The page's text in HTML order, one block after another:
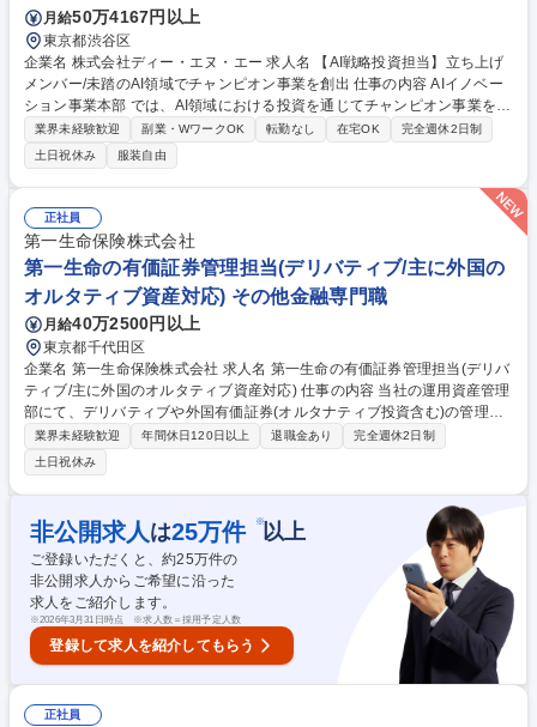
月給50万4167円以上
東京都渋谷区
企業名 株式会社ディー・エヌ・エー 求人名 【AI戦略投資担当】立ち上げ
メンバー/未踏のAI領域でチャンピオン事業を創出 仕事の内容 AIイノベー
ション事業本部 では、AI領域における投資を通じてチャンピオン事業を創
出し、DeNAグループに非連続な成長をもたらすことをミッションとして
います。 2025年度から非常に速いペースでポートフォリオ を拡大中で
す。最強の投資チームを構築するため、立ち上げメンバーを募集します。
■戦略立案： 投資トレンドの分析に基づく、次なる「チャンピオン事業」
候補の特定■ソーシング： AI領域における国内外のスタートアップ、VCネ
ットワークの開拓■エグゼキューション： DD（ビジネス・全体統括）、
バリュエーション、ディールストラクチャーの立案、契約交渉■投資後支
援： AIイノベーション事業本部とのシナジー創出 募集職種 【AI戦略投資
担当】立ち上げメンバー/未踏のAI領域でチャンピオン事業を創出
業界未経験歓迎 副業・WワークOK 転勤なし 在宅OK
完全週休2日制
土日祝休み
服装自由
正社員
第一生命保険株式会社
第一生命の有価証券管理担当(デリバティブ/主に外国の
オルタティブ資産対応) その他金融専門職
月給40万2500円以上
東京都千代田区
企業名 第一生命保険株式会社 求人名 第一生命の有価証券管理担当(デリバ
ティブ/主に外国のオルタティブ資産対応) 仕事の内容 当社の運用資産管理
部にて、デリバティブや外国有価証券(オルタナティブ投資含む)の管理事
務、会計・税務、システム企画等を担うポジションです。投資領域の拡大
に伴う運用インフラの高度化をお任せします。 【短期的・中期的】主に外
国有価証券(貸借取引やオルタナティブ投資含む)とデリバティブの資産査
定業務、決算処理、取引に係る入出金等の管理事務、会計・税務処理、規
制・制度改定に係る事務企画、システム開発 【長期的】外国の有価証券に
留まらず、国内を含めた有価証券の管理保全全般の管理業務 ■業務割合：
決算・会計(30％)、資産査定(20％)、制度対応(20％)、システム企画など
(30％) 募集職種 第一生命の有価証券管理担当(デリバティブ/主に外国のオ
ルタティブ資産対応)
業界未経験歓迎 年間休日120日以上 退職金あり
完全週休2日制
土日祝休み
非公開求人 は25万件 ※以上
ご登録いただくと、約25万件の
非公開求人からご希望に沿った
求人をご紹介します。
※2026年3月31日時点 ※求人数＝採用予定人数
登録して求人を紹介してもらう
正社員